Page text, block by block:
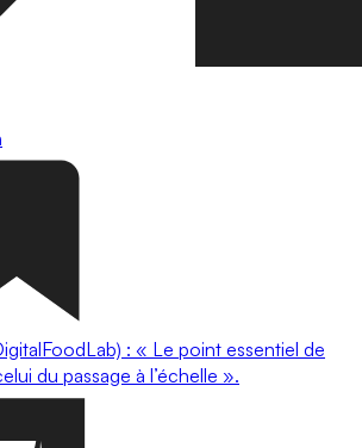
: « Le point essentiel de
du passage à l’échelle ».